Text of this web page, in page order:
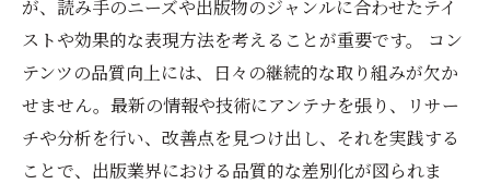
が、読み手のニーズや出版物のジャンルに合わせたテイ
ストや効果的な表現方法を考えることが重要です。 コン
テンツの品質向上には、日々の継続的な取り組みが欠か
せません。最新の情報や技術にアンテナを張り、リサー
チや分析を行い、改善点を見つけ出し、それを実践する
ことで、出版業界における品質的な差別化が図られま